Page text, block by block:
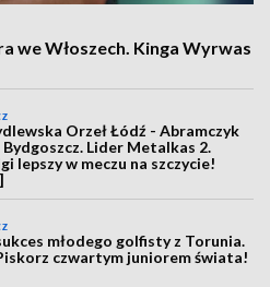
we Włoszech. Kinga Wyrwas
Orzeł Łódź - Abramczyk
Lider Metalkas 2.
lepszy w meczu na szczycie!
młodego golfisty z Torunia.
czwartym juniorem świata!